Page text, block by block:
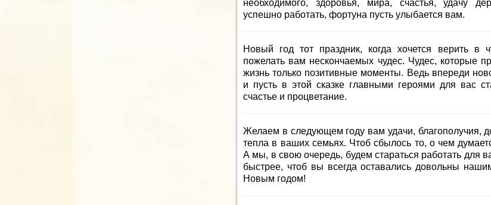
необходимого, здоровья, мира, счастья, удачу
успешно работать, фортуна пусть улыбается вам.
Новый год тот праздник, когда хочется верить в
пожелать вам нескончаемых чудес. Чудес, которые
жизнь только позитивные моменты. Ведь впереди
и пусть в этой сказке главными героями для вас
счастье и процветание.
Желаем в следующем году вам удачи, благополучия,
тепла в ваших семьях. Чтоб сбылось то, о чем
А мы, в свою очередь, будем стараться работать для
быстрее, чтоб вы всегда оставались довольны
Новым годом!